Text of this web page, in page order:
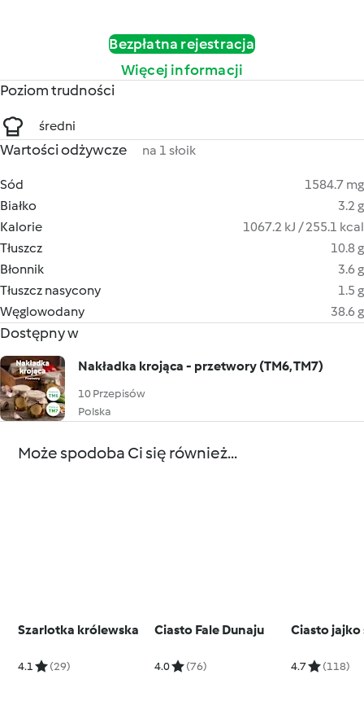
Bezpłatna rejestracja
Więcej informacji
Poziom trudności
średni
Wartości odżywcze na 1 słoik
Sód
1584.7 mg
Białko
3.2 g
Kalorie
1067.2 kJ / 255.1 kcal
Tłuszcz
10.8 g
Błonnik
3.6 g
Tłuszcz nasycony
1.5 g
Węglowodany
38.6 g
Dostępny w
Nakładka krojąca - przetwory (TM6, TM7)
10 Przepisów
Polska
Może spodoba Ci się również...
Szarlotka królewska
4.1 (29)
Ciasto Fale Dunaju
4.0 (76)
Ciasto
4.7 (118)